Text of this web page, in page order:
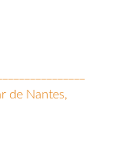
de Nantes,